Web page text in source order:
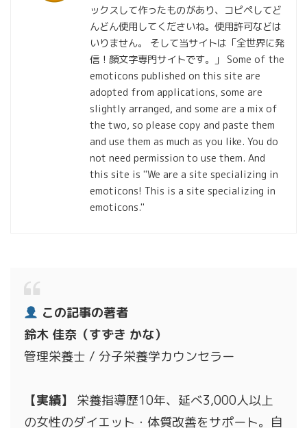
ックスして作ったものがあり、コピペしてど
んどん使用してくださいね。使用許可などは
いりません。 そして当サイトは「全世界に発
信！顔文字専門サイトです。」 Some of the
emoticons published on this site are
adopted from applications, some are
slightly arranged, and some are a mix of
the two, so please copy and paste them
and use them as much as you like. You do
not need permission to use them. And
this site is "We are a site specializing in
emoticons! This is a site specializing in
emoticons."
この記事の著者
鈴木 佳奈（すずき かな）
管理栄養士 / 分子栄養学カウンセラー
【実績】
栄養指導歴10年、延べ3,000人以上
の女性のダイエット・体質改善をサポート。自